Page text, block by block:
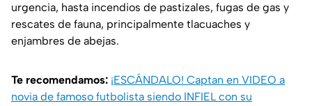
urgencia, hasta incendios de pastizales, fugas de gas y
rescates de fauna, principalmente tlacuaches y
enjambres de abejas.
Te recomendamos: ¡ESCÁNDALO! Captan en VIDEO a
novia de famoso futbolista siendo INFIEL con su